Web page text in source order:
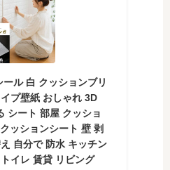
ル 白 クッションブリ
プ壁紙 おしゃれ 3D
シート 部屋 クッショ
ッションシート 壁 剥
自分で 防水 キッチン
イレ 賃貸 リビング